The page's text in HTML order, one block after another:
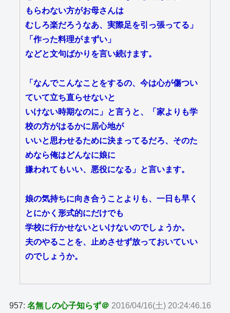
もらわない方がお母さんは
むしろ楽だろうなあ、実際足を引っ張ってる」
「作った料理がまずい」
などと文句ばかりを言い続けます。
「なんでこんなことをするの、今は心が傷つい
ていて立ち直らせないと
いけない時期なのに」と言うと、「家よりも学
校の方がはるかに居心地が
いいと思わせるために決まってるだろ、そのた
めなら俺はどんなに娘に
嫌われてもいい、悪役になる」と言います。
娘の気持ちに向き合うことよりも、一日も早く
とにかく形式的にだけでも
学校に行かせないといけないのでしょうか。
夫のやることを、止めさせず放っておいていい
のでしょうか。
957:名無しの心子知らず＠ 2016/04/16(土) 20:24:46.16